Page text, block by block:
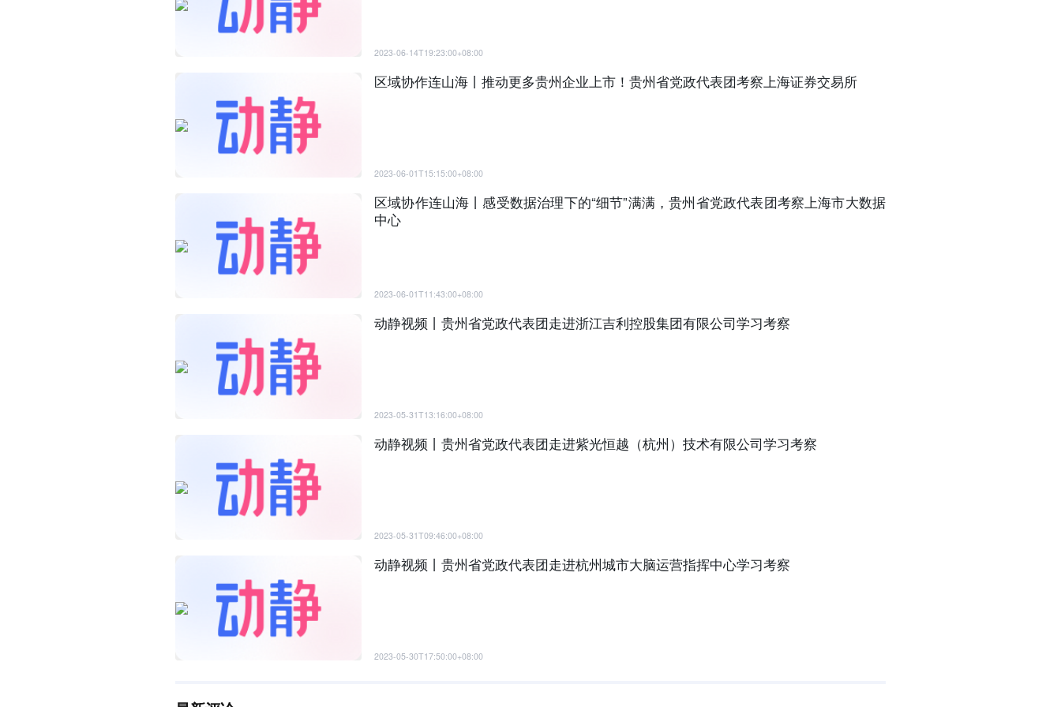
2023-06-14T19:23:00+08:00
区域协作连山海丨推动更多贵州企业上市！贵州省党政代表团考察上海证券交易所
2023-06-01T15:15:00+08:00
区域协作连山海丨感受数据治理下的“细节”满满，贵州省党政代表团考察上海市大数据
中心
2023-06-01T11:43:00+08:00
动静视频丨贵州省党政代表团走进浙江吉利控股集团有限公司学习考察
2023-05-31T13:16:00+08:00
动静视频丨贵州省党政代表团走进紫光恒越（杭州）技术有限公司学习考察
2023-05-31T09:46:00+08:00
动静视频丨贵州省党政代表团走进杭州城市大脑运营指挥中心学习考察
2023-05-30T17:50:00+08:00